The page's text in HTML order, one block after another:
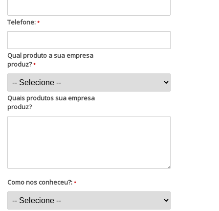
Telefone: *
Qual produto a sua empresa
produz?*
Quais produtos sua empresa
produz?
Como nos conheceu?: *